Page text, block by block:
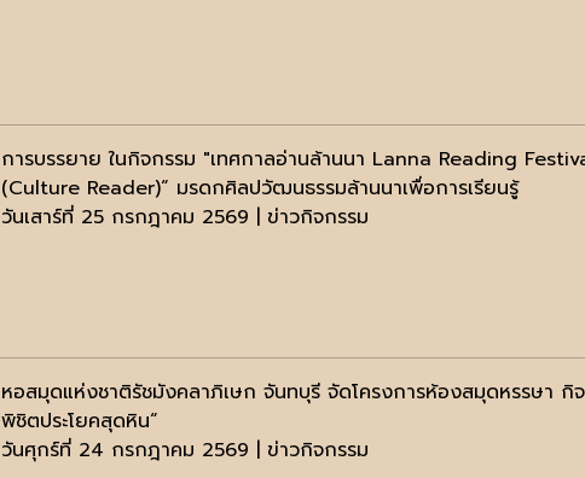
การบรรยาย ในกิจกรรม "เทศกาลอ่านล้านนา Lanna Reading
(Culture Reader)“ มรดกศิลปวัฒนธรรมล้านนาเพื่อการเรียนรู้
วันเสาร์ที่ 25 กรกฎาคม 2569 | ข่าวกิจกรรม
หอสมุดแห่งชาติรัชมังคลาภิเษก จันทบุรี จัดโครงการห้องสมุดหรรษา กิ
พิชิตประโยคสุดหิน“
วันศุกร์ที่ 24 กรกฎาคม 2569 | ข่าวกิจกรรม